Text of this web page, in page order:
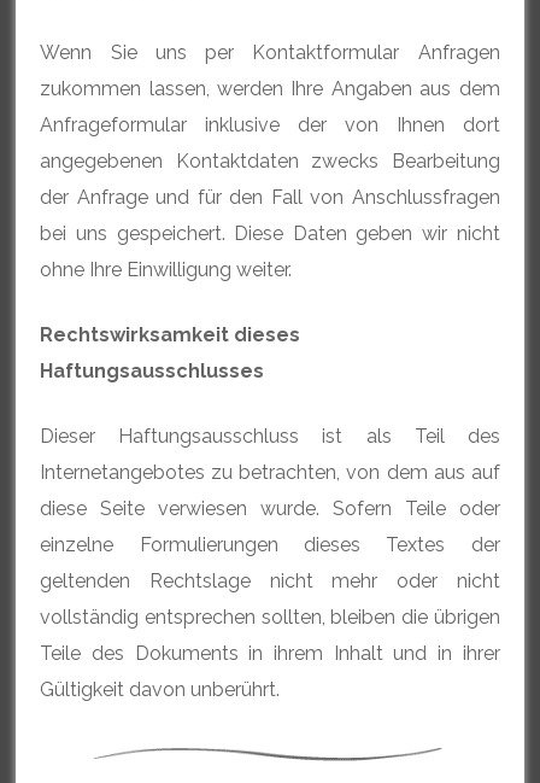
Wenn Sie uns per Kontaktformular Anfragen
zukommen lassen, werden Ihre Angaben aus dem
Anfrageformular inklusive der von Ihnen dort
angegebenen Kontaktdaten zwecks Bearbeitung
der Anfrage und für den Fall von Anschlussfragen
bei uns gespeichert. Diese Daten geben wir nicht
ohne Ihre Einwilligung weiter.
Rechtswirksamkeit dieses
Haftungsausschlusses
Dieser Haftungsausschluss ist als Teil des
Internetangebotes zu betrachten, von dem aus auf
diese Seite verwiesen wurde. Sofern Teile oder
einzelne Formulierungen dieses Textes der
geltenden Rechtslage nicht mehr oder nicht
vollständig entsprechen sollten, bleiben die übrigen
Teile des Dokuments in ihrem Inhalt und in ihrer
Gültigkeit davon unberührt.